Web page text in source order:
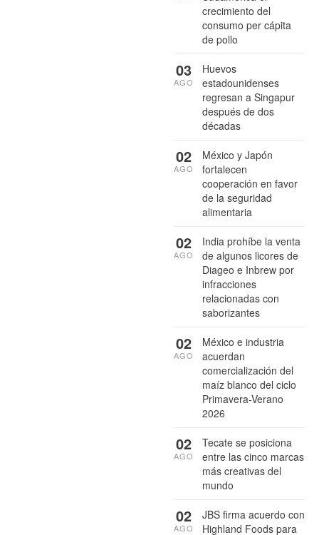
crecimiento del
consumo per cápita
de pollo
Huevos
estadounidenses
regresan a Singapur
después de dos
décadas
03
AGO
México y Japón
fortalecen
cooperación en favor
de la seguridad
alimentaria
02
AGO
India prohíbe la venta
de algunos licores de
Diageo e Inbrew por
infracciones
relacionadas con
saborizantes
02
AGO
México e industria
acuerdan
comercialización del
maíz blanco del ciclo
Primavera-Verano
2026
02
AGO
Tecate se posiciona
entre las cinco marcas
más creativas del
mundo
02
AGO
JBS firma acuerdo con
Highland Foods para
02
AGO